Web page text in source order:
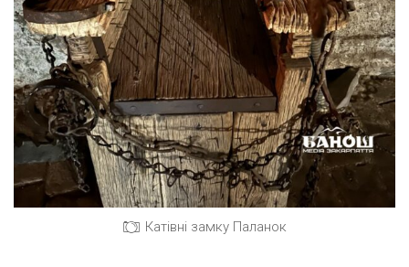
Катівні замку Паланок